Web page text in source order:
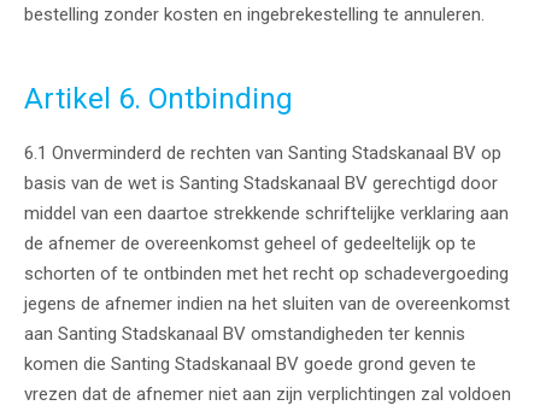
bestelling zonder kosten en ingebrekestelling te annuleren.
Artikel 6. Ontbinding
6.1 Onverminderd de rechten van Santing Stadskanaal BV op
basis van de wet is Santing Stadskanaal BV gerechtigd door
middel van een daartoe strekkende schriftelijke verklaring aan
de afnemer de overeenkomst geheel of gedeeltelijk op te
schorten of te ontbinden met het recht op schadevergoeding
jegens de afnemer indien na het sluiten van de overeenkomst
aan Santing Stadskanaal BV omstandigheden ter kennis
komen die Santing Stadskanaal BV goede grond geven te
vrezen dat de afnemer niet aan zijn verplichtingen zal voldoen